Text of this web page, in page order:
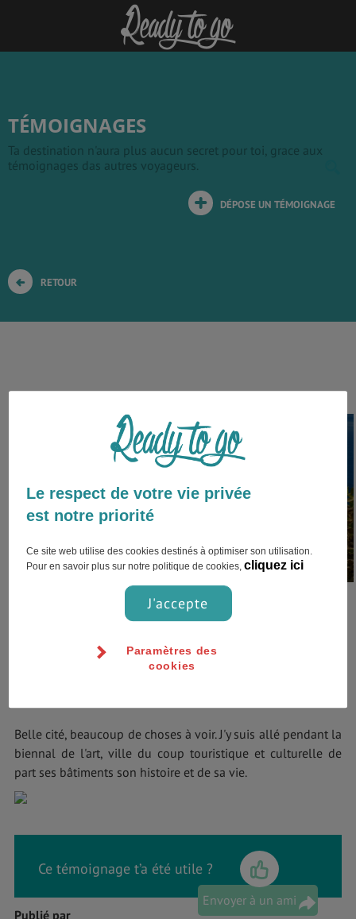
TÉMOIGNAGES
Ta destination n'aura plus aucun secret pour toi, grace aux
témoignages das autres voyageurs.
DÉPOSE UN TÉMOIGNAGE
RETOUR
Venice,Italie
Belle cité, beaucoup de choses à
voir. J'y suis allé pendant la
biennal de l'art, ville du coup
Généralités
Belle cité, beaucoup de choses à voir. J'y suis allé pendant la
biennal de l'art, ville du coup touristique et culturelle de
part ses bâtiments son histoire et de sa vie.
Ce témoignage t’a été utile ?
Envoyer à un ami
Publié par
Le respect de votre vie privée
est notre priorité
Ce site web utilise des cookies destinés à optimiser son utilisation.
Pour en savoir plus sur notre politique de cookies,cliquez ici
J'accepte
Paramètres des
cookies